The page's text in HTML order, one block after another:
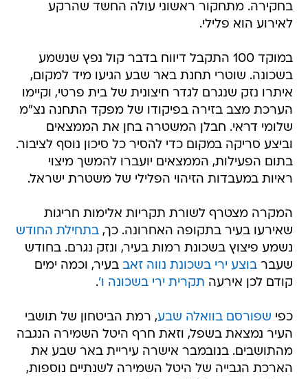
בחקירה. מתחקור ראשוני עולה החשד שהרקע
לאירוע הוא פלילי.
במוקד 100 התקבל דיווח בדבר קול נפץ שנשמע
בשכונה. שוטרי תחנת באר שבע הגיעו מיד למקום,
איתרו נזק שנגרם לגדר חיצונית של בית פרטי, וקיימו
הערכת מצב בזירה בפיקודו של מפקד התחנה נצ"מ
שלומי דראי. חבלן המשטרה בחן את הממצאים
וביצע סריקה במקום כדי להסיר כל סיכון נוסף לציבור.
בתום הפעילות, הממצאים יועברו להמשך מיצוי
ראיות במעבדות הזיהוי הפלילי של משטרת ישראל.
המקרה מצטרף לשורת תקריות אלימות חריגות
שאירעו בעיר בתקופה האחרונה. כך,בתחילת החודש
נשמע פיצוץ בשכונת רמות בעיר, ונזק נגרם. בחודש
שעברבוצע ירי בשכונת נווה זאב בעיר, וכמה ימים
קודם לכן אירעה תקרית ירי בשכונה ו'.
כפי שפורסם בוואלה שבע, רמת הביטחון של תושבי
העיר נמצאת בשפל, וזאת חרף היטל השמירה הנגבה
מהתושבים. בנובמבר אישרה עיריית באר שבע את
הארכת הגבייה של היטל השמירה לשנתיים נוספות,